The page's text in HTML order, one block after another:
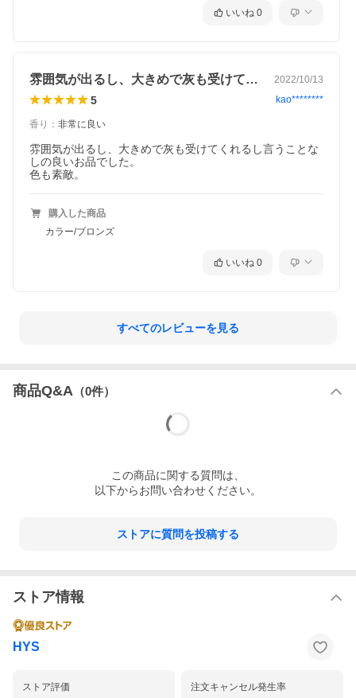
いいね 0
雰囲気が出るし、大きめで灰も受けてくれ… 2022/10/13
5 kao********
香り ： 非常に良い
雰囲気が出るし、大きめで灰も受けてくれるし言うことな
しの良いお品でした。
色も素敵。
購入した商品
カラー/ブロンズ
いいね 0
すべてのレビューを見る
商品Q&A （0件）
この商品に関する質問は、
以下からお問い合わせください。
ストアに質問を投稿する
ストア情報
HYS
ストア評価 注文キャンセル発生率